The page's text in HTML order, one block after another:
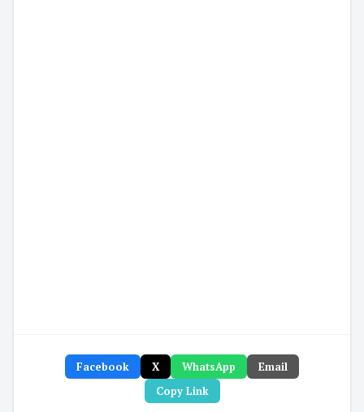
Facebook X WhatsApp
Email
Copy Link